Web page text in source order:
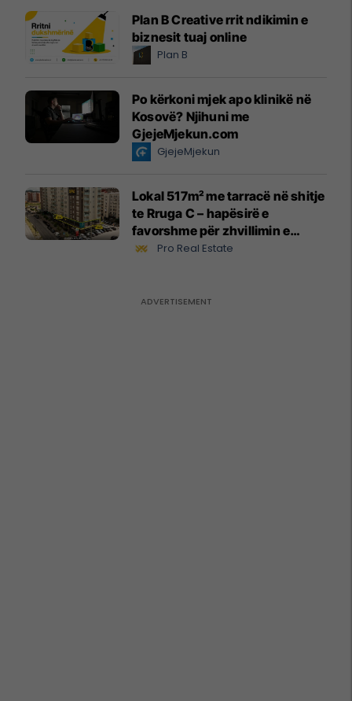
Plan B Creative rrit ndikimin e
biznesit tuaj online
Plan B
Po kërkoni mjek apo klinikë në
Kosovë? Njihuni me
GjejeMjekun.com
GjejeMjekun
Lokal 517m² me tarracë në shitje
te Rruga C – hapësirë e
favorshme për zhvillimin e
biznesit #15796
Pro Real Estate